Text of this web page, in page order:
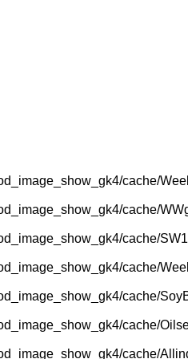
cache/
cache/
cache/
cache/
cache/
cache/
cache/